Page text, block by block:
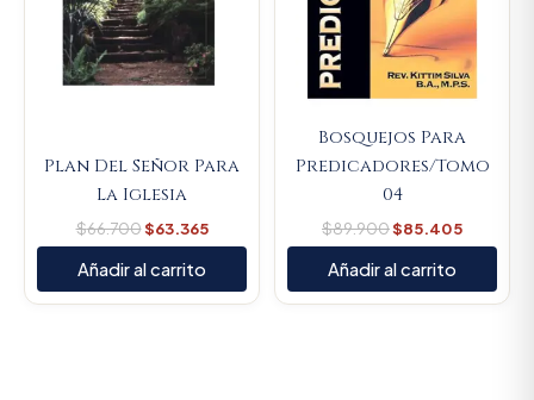
Plan Del Señor Para
La Iglesia
$66.700$63.365
Añadir al carrito
Bosquejos Para
Predicadores/Tomo
04
$89.900$85.405
Añadir al carrito